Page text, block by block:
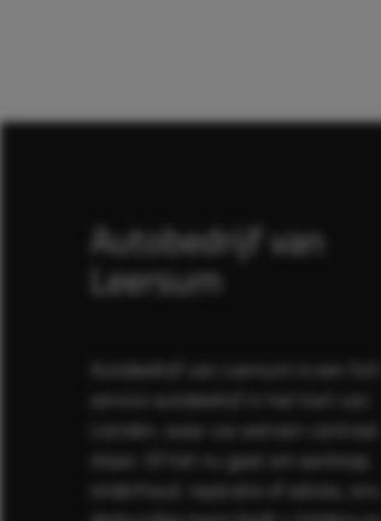
Autobedrijf van
Leersum
Autobedrijf van Leersum is een full-
service autobedrijf in het hart van
Lienden, waar uw wensen centraal
staan. Of het nu gaat om aankoop,
onderhoud, reparatie of advies, ons